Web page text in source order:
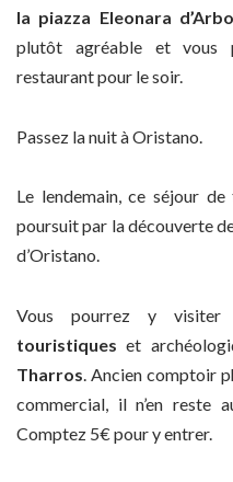
la piazza Eleonara
plutôt agréable et vous
restaurant pour le soir.
Passez la nuit à Oristano.
Le lendemain, ce séjour
poursuit par la découverte
d’Oristano.
Vous pourrez y visiter
touristiques et
Tharros . Ancien comptoir
commercial, il n’en reste
Comptez 5€ pour y entrer.